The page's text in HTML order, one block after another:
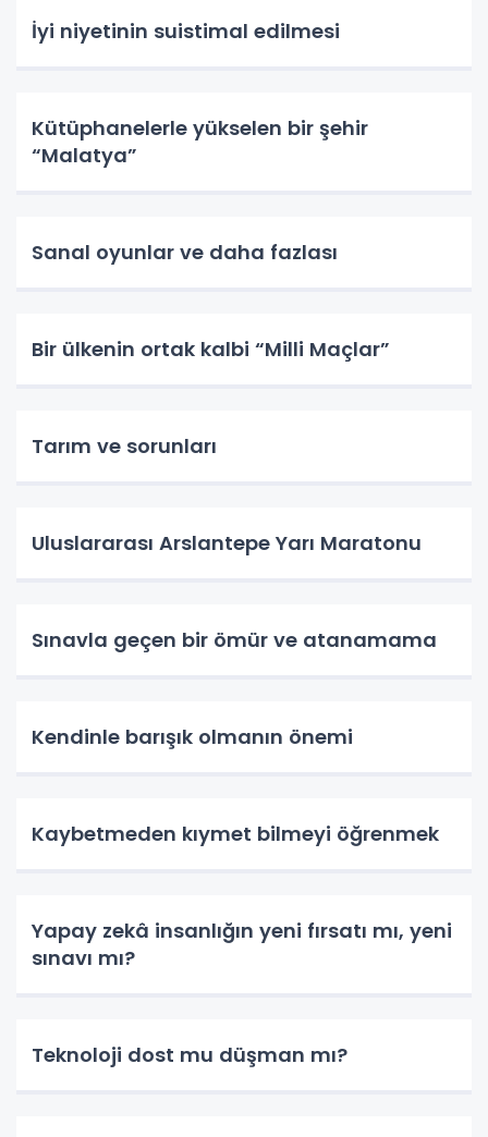
İyi niyetinin suistimal edilmesi
Kütüphanelerle yükselen bir şehir
“Malatya”
Sanal oyunlar ve daha fazlası
Bir ülkenin ortak kalbi “Milli Maçlar”
Tarım ve sorunları
Uluslararası Arslantepe Yarı Maratonu
Sınavla geçen bir ömür ve atanamama
Kendinle barışık olmanın önemi
Kaybetmeden kıymet bilmeyi öğrenmek
Yapay zekâ insanlığın yeni fırsatı mı, yeni
sınavı mı?
Teknoloji dost mu düşman mı?